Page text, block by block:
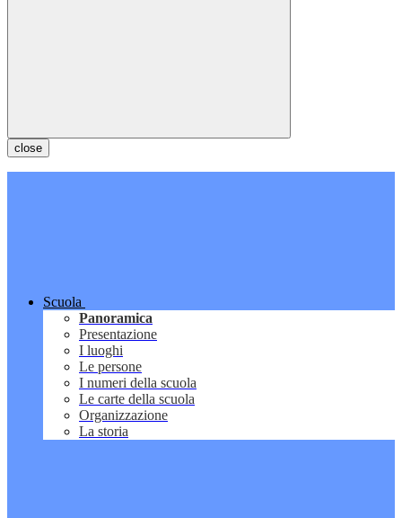
close
Scuola
Panoramica
Presentazione
I luoghi
Le persone
I numeri della scuola
Le carte della scuola
Organizzazione
La storia